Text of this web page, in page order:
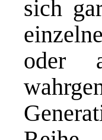
sich
oder